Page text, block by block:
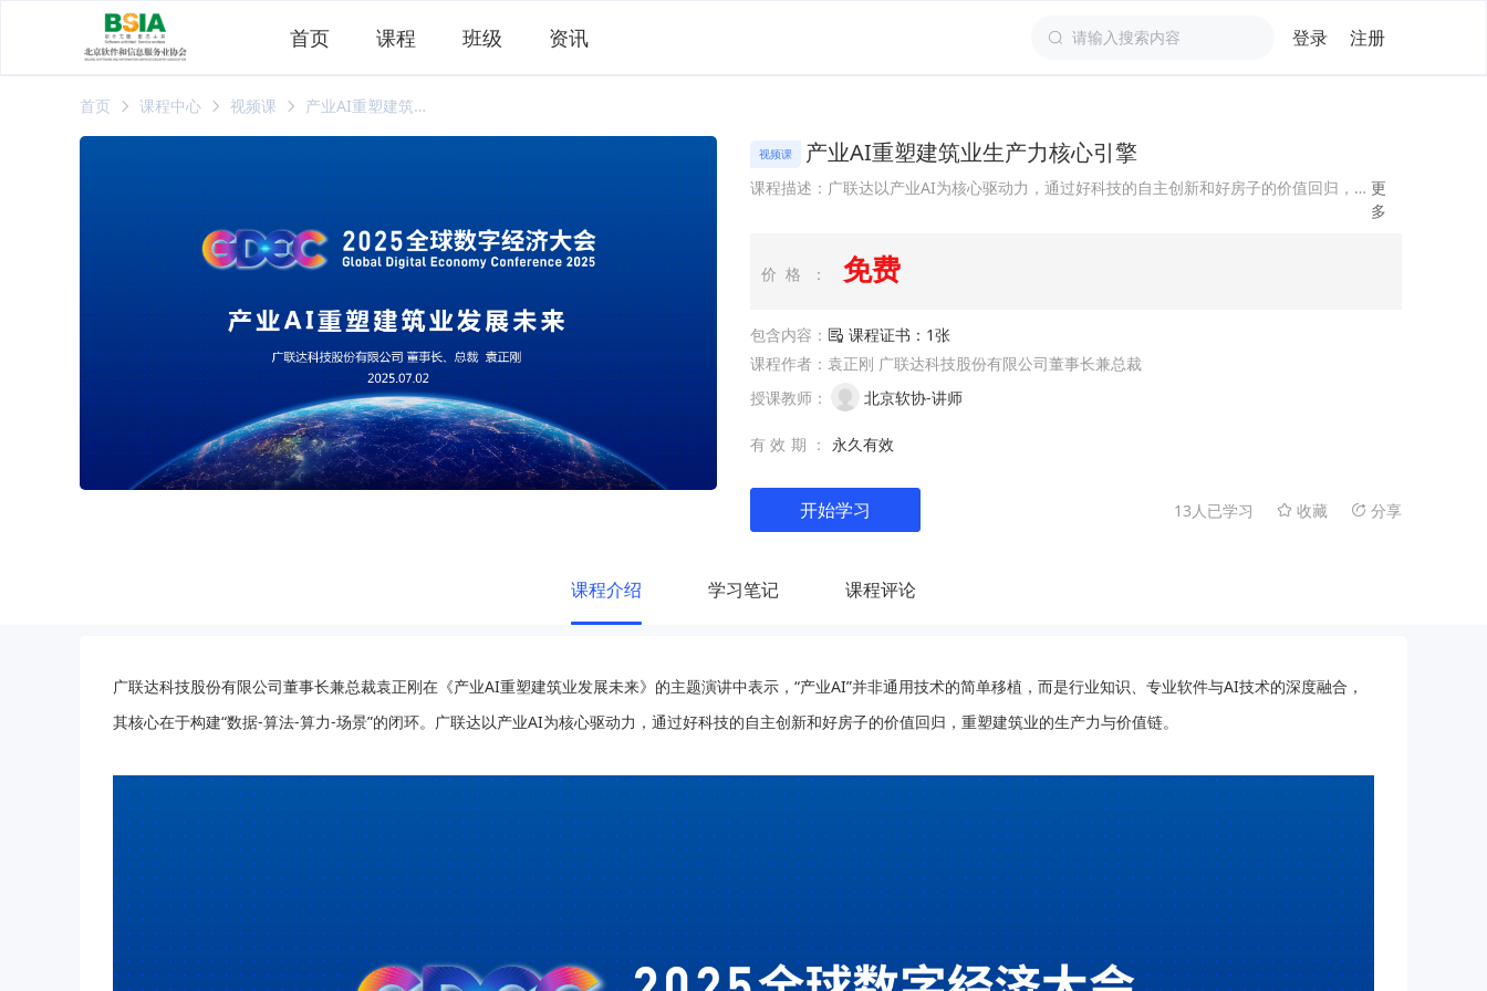
首页 课程 班级 资讯 登录 注册
首页 课程中心 视频课 产业AI重塑建筑业生产力核心引擎
视频课 产业AI重塑建筑业生产力核心引擎
课程描述：广联达以产业AI为核心驱动力，通过好科技的自主创新和好房子的价值回归，重塑建筑业的生产力与价值链。 更
多
价格： 免费
包含内容：
课程证书：1张
课程作者：袁正刚 广联达科技股份有限公司董事长兼总裁
授课教师：
北京软协-讲师
有效期： 永久有效
开始学习 13人已学习 收藏 分享
课程介绍 学习笔记 课程评论
广联达科技股份有限公司董事长兼总裁袁正刚在《产业AI重塑建筑业发展未来》的主题演讲中表示，“产业AI”并非通用技术的简单移植，而是行业知识、专业软件与AI技术的深度融合，
其核心在于构建“数据-算法-算力-场景”的闭环。广联达以产业AI为核心驱动力，通过好科技的自主创新和好房子的价值回归，重塑建筑业的生产力与价值链。